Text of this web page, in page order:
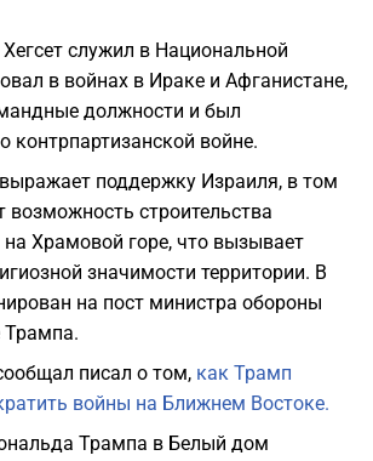
служил в Национальной
в войнах в Ираке и Афганистане,
должности и был
контрпартизанской войне.
поддержку Израиля, в том
возможность строительства
Храмовой горе, что вызывает
значимости территории. В
на пост министра обороны
Трампа.
писал о том, как Трамп
войны на Ближнем Востоке.
Трампа в Белый дом